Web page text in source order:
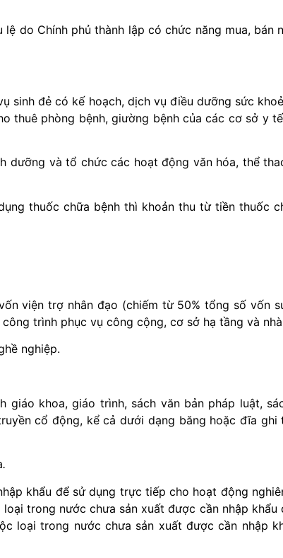
do Chính phủ thành lập có chức năng mua,
sinh đẻ có kế hoạch, dịch vụ điều dưỡng sức
phòng bệnh, giường bệnh của các cơ sở y
và tổ chức các hoạt động văn hóa, thể
thuốc chữa bệnh thì khoản thu từ tiền thuốc
viện trợ nhân đạo (chiếm từ 50% tổng số vốn
trình phục vụ công cộng, cơ sở hạ tầng và
nghiệp.
khoa, giáo trình, sách văn bản pháp luật,
cổ động, kể cả dưới dạng băng hoặc đĩa
.
khẩu để sử dụng trực tiếp cho hoạt động
trong nước chưa sản xuất được cần nhập
loại trong nước chưa sản xuất được cần nhập